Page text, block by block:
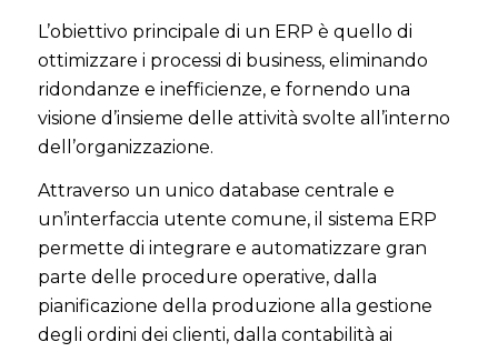
L’obiettivo principale di un ERP è quello di
ottimizzare i processi di business, eliminando
ridondanze e inefficienze, e fornendo una
visione d’insieme delle attività svolte all’interno
dell’organizzazione.
Attraverso un unico database centrale e
un’interfaccia utente comune, il sistema ERP
permette di integrare e automatizzare gran
parte delle procedure operative, dalla
pianificazione della produzione alla gestione
degli ordini dei clienti, dalla contabilità ai